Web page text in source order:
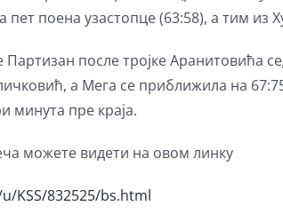
поена узастопце (63:58), а тим из
Партизан после тројке Аранитовића
а Мега се приближила на
минута пре краја.
можете видети на овом линку
KSS/832525/bs.html